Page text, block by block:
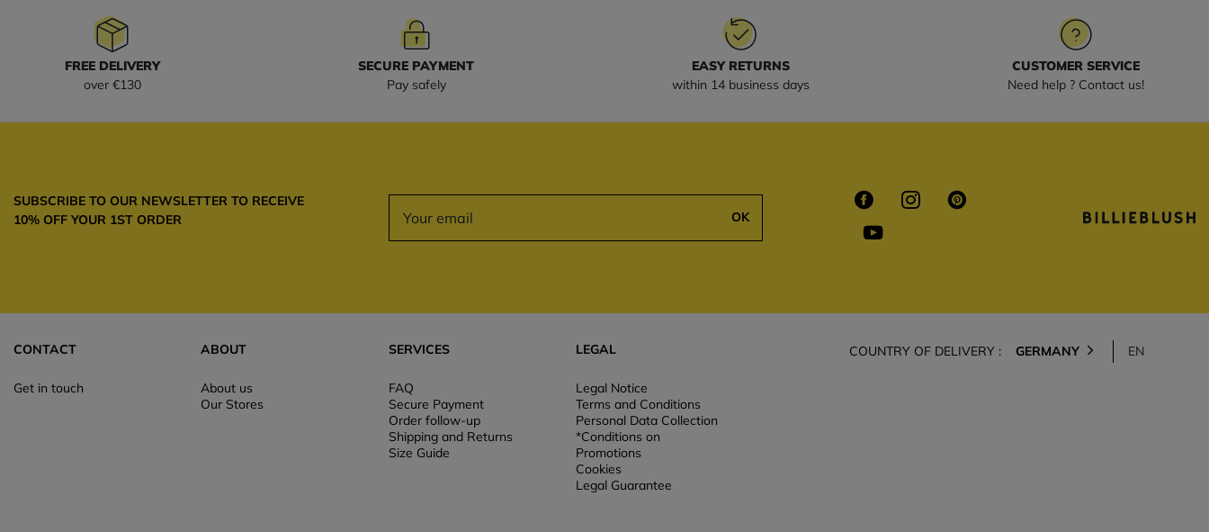
FREE DELIVERY
over €130
SECURE PAYMENT
Pay safely
EASY RETURNS
within 14 business days
CUSTOMER SERVICE
Need help ? Contact us!
SUBSCRIBE TO OUR NEWSLETTER TO RECEIVE
10% OFF YOUR 1ST ORDER
OK
CONTACT
Get in touch
ABOUT
About us
Our Stores
SERVICES
FAQ
Secure Payment
Order follow-up
Shipping and Returns
Size Guide
LEGAL
Legal Notice
Terms and Conditions
Personal Data Collection
*Conditions on
Promotions
Cookies
Legal Guarantee
COUNTRY OF DELIVERY : GERMANY EN